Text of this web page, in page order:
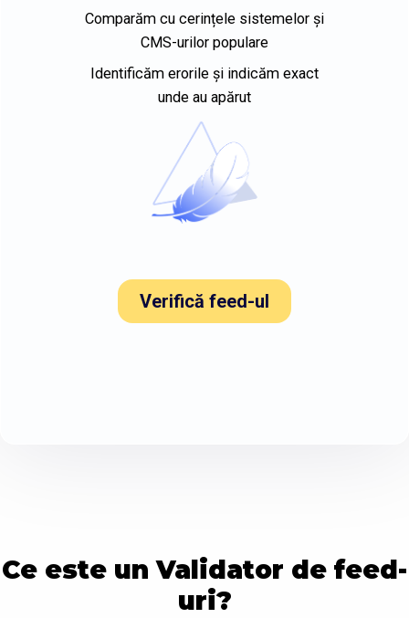
Comparăm cu cerințele sistemelor și
CMS-urilor populare
Identificăm erorile și indicăm exact
unde au apărut
Verifică feed-ul
Ce este un Validator de feed-
uri?